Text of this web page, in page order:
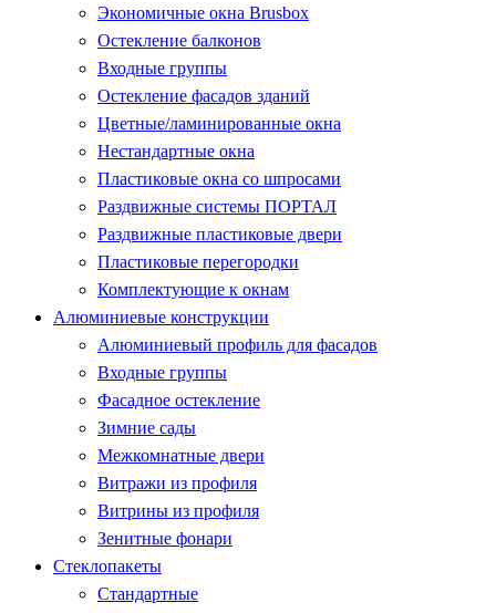
Экономичные окна Brusbox
Остекление балконов
Входные группы
Остекление фасадов зданий
Цветные/ламинированные окна
Нестандартные окна
Пластиковые окна со шпросами
Раздвижные системы ПОРТАЛ
Раздвижные пластиковые двери
Пластиковые перегородки
Комплектующие к окнам
Алюминиевые конструкции
Алюминиевый профиль для фасадов
Входные группы
Фасадное остекление
Зимние сады
Межкомнатные двери
Витражи из профиля
Витрины из профиля
Зенитные фонари
Стеклопакеты
Стандартные